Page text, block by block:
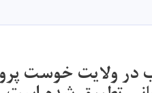
در بخش آب در ولایت خوست